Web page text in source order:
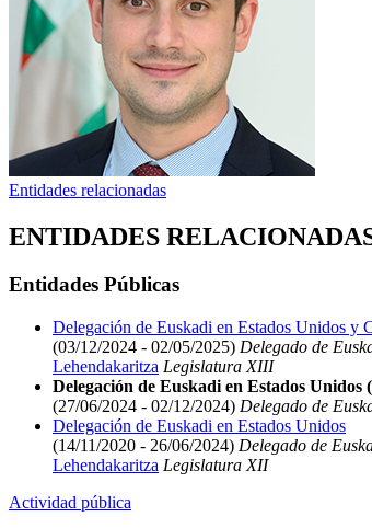
Entidades relacionadas
ENTIDADES
Entidades Públicas
Delegación de Euskadi en Estados Unidos y
(03/12/2024 - 02/05/2025) Delegado de
Lehendakaritza Legislatura XIII
Delegación de Euskadi en Estados
(27/06/2024 - 02/12/2024) Delegado de
Delegación de Euskadi en Estados Unidos
(14/11/2020 - 26/06/2024) Delegado de
Lehendakaritza Legislatura XII
Actividad pública